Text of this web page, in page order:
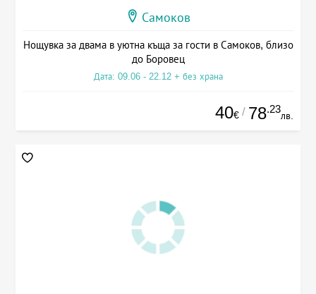
Самоков
Нощувка за двама в уютна къща за гости в Самоков, близо
до Боровец
Дата: 09.06 - 22.12 + без храна
40€ / 78.23
лв.